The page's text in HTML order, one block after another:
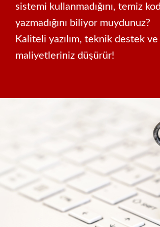
sistemi kullanmadığını, temiz kod
yazmadığını biliyor muydunuz?
Kaliteli yazılım, teknik destek ve
maliyetleriniz düşürür!